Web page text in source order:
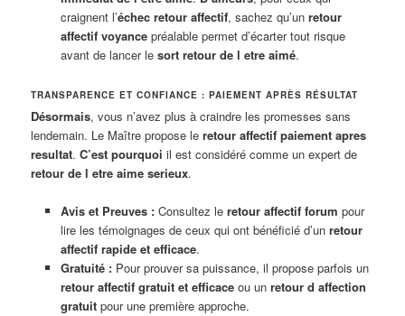
craignent l’échec retour affectif, sachez qu’un retour
affectif voyancepréalable permet d’écarter tout risque
avant de lancer le sort retour de l etre aimé.
TRANSPARENCE ET CONFIANCE : PAIEMENT APRÈS RÉSULTAT
Désormais, vous n’avez plus à craindre les promesses sans
lendemain. Le Maître propose leretour affectif paiement apres
resultat.C’est pourquoi il est considéré comme un expert de
retour de l etre aime serieux.
Avis et Preuves :Consultez le retour affectif forum pour
lire les témoignages de ceux qui ont bénéficié d’un retour
affectif rapide et efficace.
Gratuité :Pour prouver sa puissance, il propose parfois un
retour affectif gratuit et efficaceou un retour d affection
gratuitpour une première approche.